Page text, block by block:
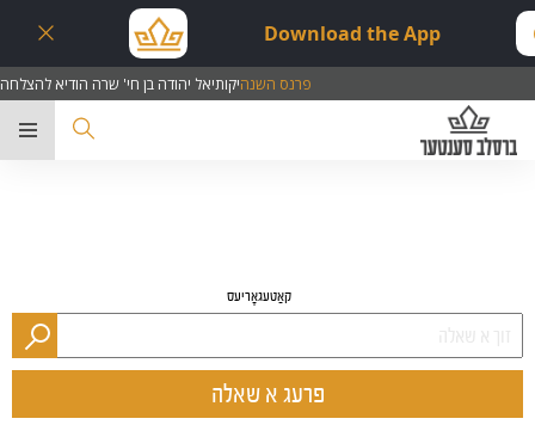
Download the App
פרנס השנהיקותיאל יהודה בן חי' שרה הודיא להצלחה
פרעג א שאלה
קאַטעגאָריעס